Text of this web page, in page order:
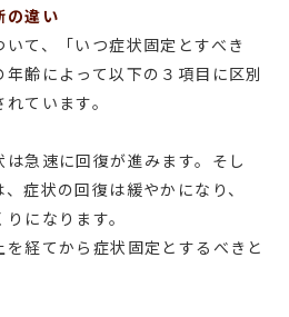
の違い
て、「いつ症状固定とすべき
齢によって以下の３項目に区別
ています。
急速に回復が進みます。そし
症状の回復は緩やかになり、
になります。
経てから症状固定とするべきと